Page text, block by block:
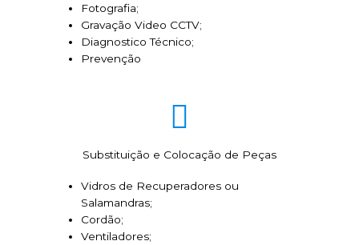
Fotografia;
Gravação Video CCTV;
Diagnostico Técnico;
Prevenção
Substituição e Colocação de Peças
Vidros de Recuperadores ou
Salamandras;
Cordão;
Ventiladores;